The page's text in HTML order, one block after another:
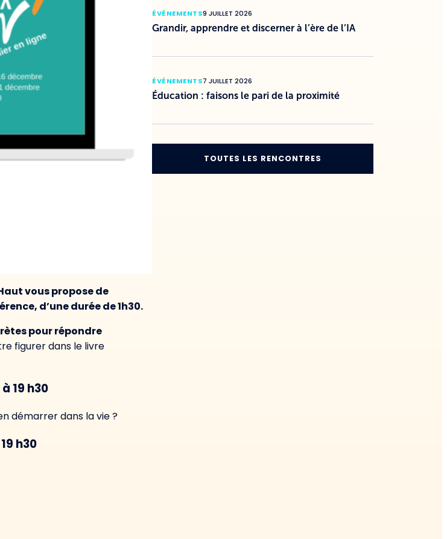
vous propose de
d’une durée de 1h30.
pour répondre
figurer dans le livre
19 h30
démarrer dans la vie ?
h30
ÉVÉNEMENTS9 JUILLET 2026
Grandir, apprendre et discerner à l’ère de l’IA
ÉVÉNEMENTS7 JUILLET 2026
Éducation : faisons le pari de la proximité
TOUTES LES RENCONTRES